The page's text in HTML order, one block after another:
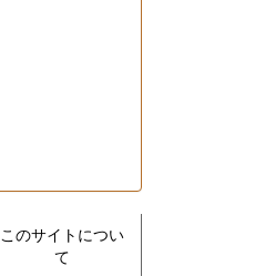
このサイトについ
て